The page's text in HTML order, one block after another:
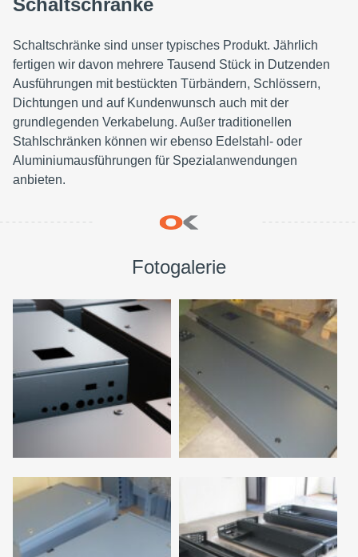
Schaltschränke sind unser typisches Produkt. Jährlich
fertigen wir davon mehrere Tausend Stück in Dutzenden
Ausführungen mit bestückten Türbändern, Schlössern,
Dichtungen und auf Kundenwunsch auch mit der
grundlegenden Verkabelung. Außer traditionellen
Stahlschränken können wir ebenso Edelstahl- oder
Aluminiumausführungen für Spezialanwendungen
anbieten.
Fotogalerie